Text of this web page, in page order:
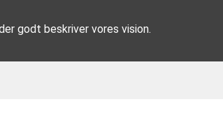
godt beskriver vores vision.